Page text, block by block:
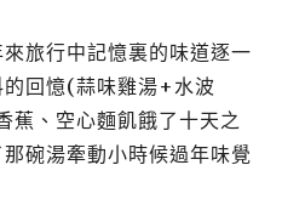
旅行中記憶裏的味道逐一
回憶(蒜味雞湯+水波
蕉、空心麵飢餓了十天之
碗湯牽動小時候過年味覺